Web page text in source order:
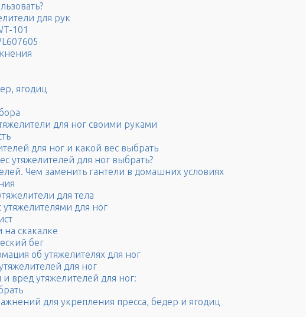
для рук
101
ягодиц
для ног своими руками
для ног и какой вес выбрать
утяжелителей для ног выбрать?
Чем заменить гантели в домашних условиях
для тела
для ног
скакалке
бег
об утяжелителях для ног
для ног
вред утяжелителей для ног:
для укрепления пресса, бедер и ягодиц